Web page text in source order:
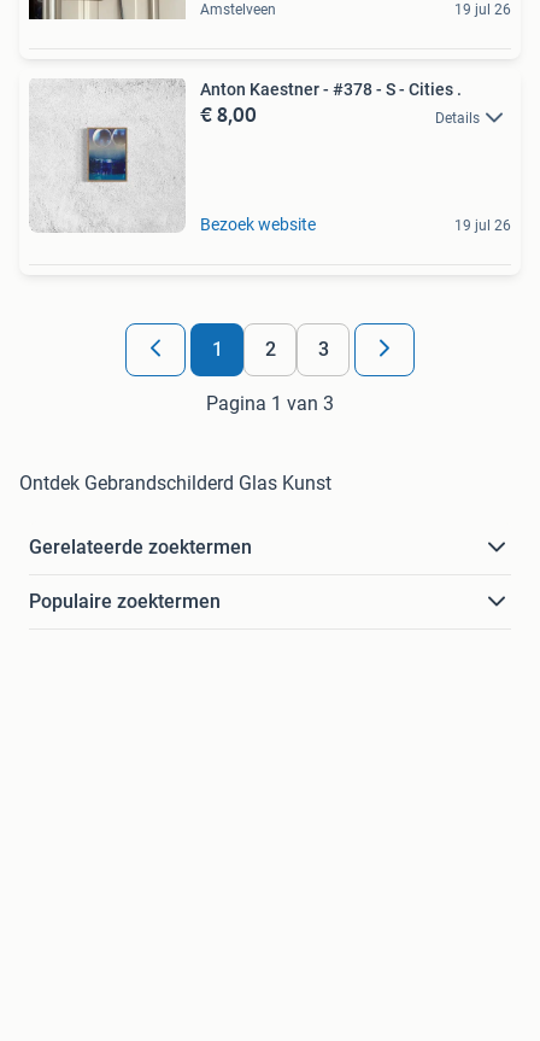
Amstelveen 19 jul 26
Anton Kaestner - #378 - S - Cities .
€ 8,00 Details
Bezoek website 19 jul 26
1 2 3
Pagina 1 van 3
Ontdek Gebrandschilderd Glas Kunst
Gerelateerde zoektermen
Populaire zoektermen